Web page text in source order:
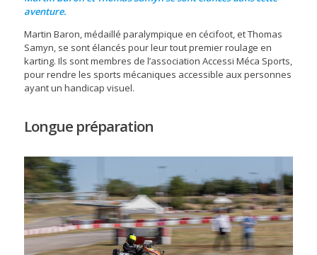
aventure.
Martin Baron, médaillé paralympique en cécifoot, et Thomas
Samyn, se sont élancés pour leur tout premier roulage en
karting. Ils sont membres de l’association Accessi Méca Sports,
pour rendre les sports mécaniques accessible aux personnes
ayant un handicap visuel.
Longue préparation